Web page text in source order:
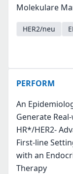
Molekulare
HER2/neu
PERFORM
An
Generate
HR*/HER2-
First-line
with an
Therapy